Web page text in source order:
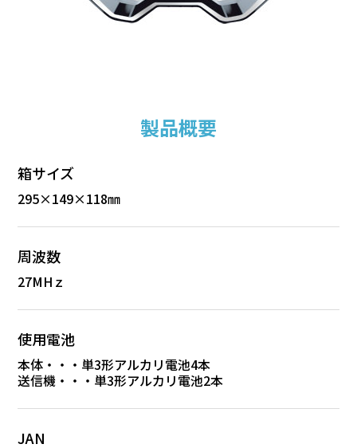
製品概要
箱サイズ
295×149×118㎜
周波数
27MHｚ
使用電池
本体・・・単3形アルカリ電池4本
送信機・・・単3形アルカリ電池2本
JAN